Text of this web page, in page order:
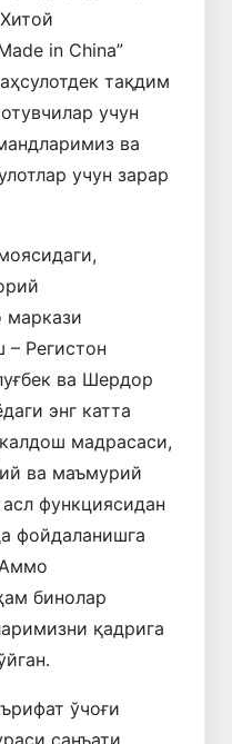
in China”
тақдим
учун
ва
учун зарар
маркази
– Регистон
ва Шердор
энг катта
мадрасаси,
ва маъмурий
функциясидан
фойдаланишга
Аммо
бинолар
қадрига
ўчоғи
санъати